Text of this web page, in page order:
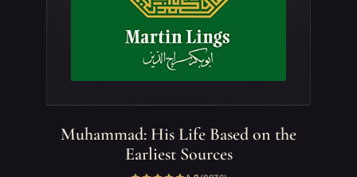
Muhammad: His Life Based on the
Earliest Sources